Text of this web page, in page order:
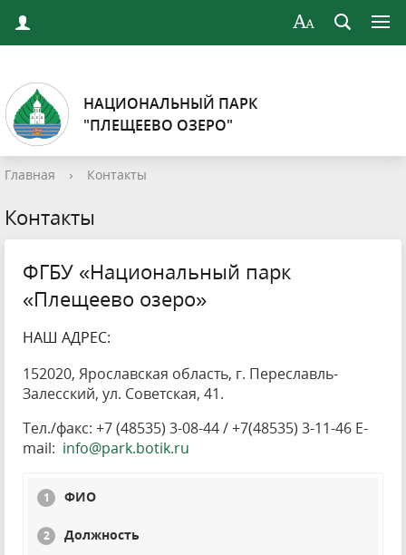
НАЦИОНАЛЬНЫЙ ПАРК
"ПЛЕЩЕЕВО ОЗЕРО"
Главная › Контакты
Контакты
ФГБУ «Национальный парк
«Плещеево озеро»
НАШ АДРЕС:
152020, Ярославская область, г. Переславль-
Залесский, ул. Советская, 41.
Тел./факс: +7 (48535) 3-08-44 / +7(48535) 3-11-46 E-
mail: info@park.botik.ru
ФИО
Должность